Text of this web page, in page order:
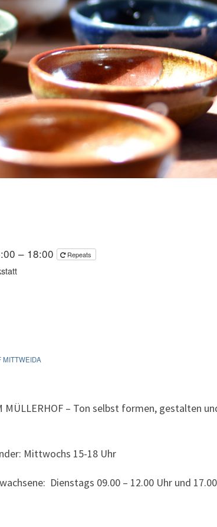
– 18:00 Repeats
MITTWEIDA
MÜLLERHOF – Ton selbst formen, gestalten
Mittwochs 15-18 Uhr
Dienstags 09.00 – 12.00 Uhr und